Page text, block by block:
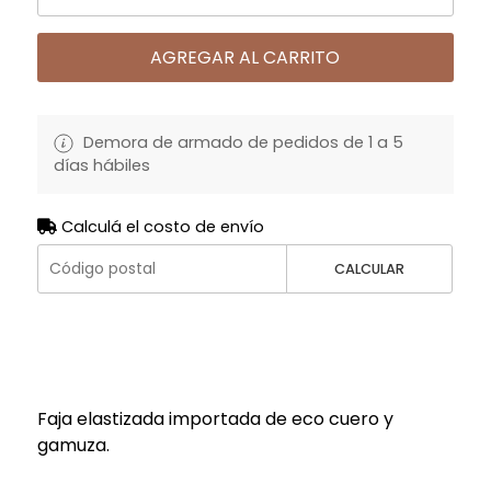
AGREGAR AL CARRITO
Demora de armado de pedidos de 1 a 5
días hábiles
Calculá el costo de envío
CALCULAR
Faja elastizada importada de eco cuero y
gamuza.